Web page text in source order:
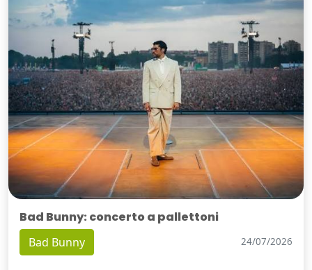
Bad Bunny: concerto a pallettoni
Bad Bunny 24/07/2026